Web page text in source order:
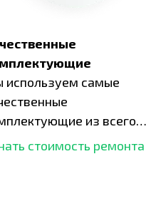
используем самые
из всего
и используем самое
стоимость ремонта